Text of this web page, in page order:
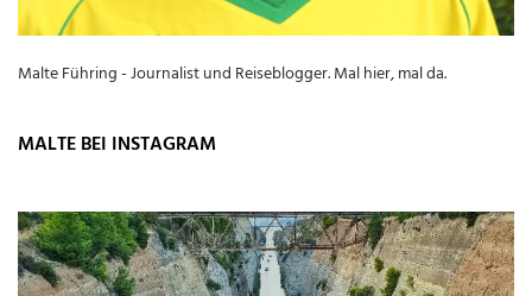
Malte Führing - Journalist und Reiseblogger. Mal hier, mal da.
MALTE BEI INSTAGRAM